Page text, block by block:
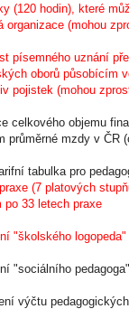
(120 hodin), které
organizace (mohou
písemného uznání
oborů působícím
pojistek (mohou
celkového objemu
průměrné mzdy v ČR
tabulka pro
(7 platových
po 33 letech praxe
"školského
"sociálního
výčtu